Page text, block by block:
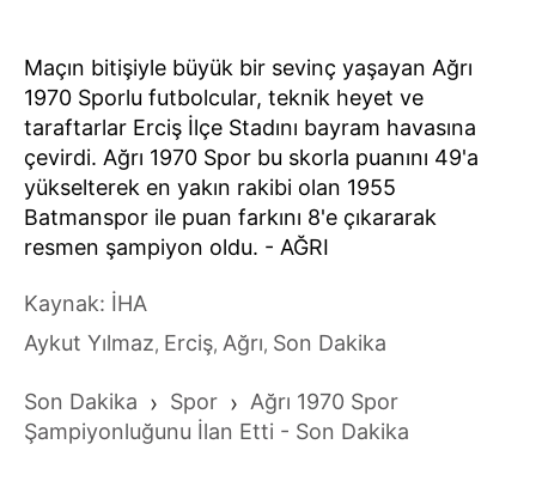
Maçın bitişiyle büyük bir sevinç yaşayan Ağrı
1970 Sporlu futbolcular, teknik heyet ve
taraftarlar Erciş İlçe Stadını bayram havasına
çevirdi. Ağrı 1970 Spor bu skorla puanını 49'a
yükselterek en yakın rakibi olan 1955
Batmanspor ile puan farkını 8'e çıkararak
resmen şampiyon oldu. - AĞRI
Kaynak: İHA
Aykut Yılmaz, Erciş, Ağrı, Son Dakika
Son Dakika › Spor › Ağrı 1970 Spor
Şampiyonluğunu İlan Etti - Son Dakika